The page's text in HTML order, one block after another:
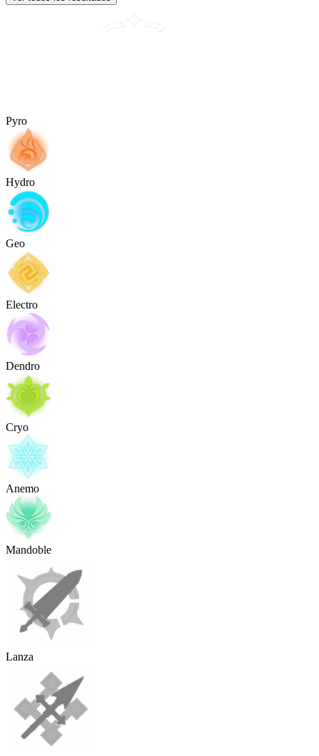
Pyro
Hydro
Geo
Electro
Dendro
Cryo
Anemo
Mandoble
Lanza